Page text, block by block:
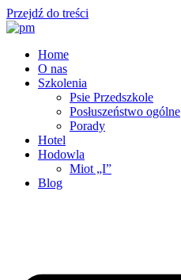
Przejdź do treści
Home
O nas
Szkolenia
Psie Przedszkole
Posłuszeństwo ogólne
Porady
Hotel
Hodowla
Miot „I”
Blog